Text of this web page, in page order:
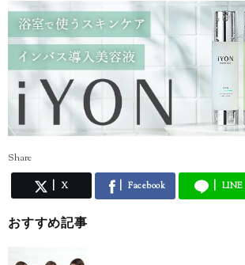
Share
X Facebook LINE
おすすめ記事